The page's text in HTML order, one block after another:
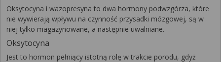
Oksytocyna i wazopresyna to dwa hormony podwzgórza, które
nie wywierają wpływu na czynność przysadki mózgowej, są w
niej tylko magazynowane, a następnie uwalniane.
Oksytocyna
Jest to hormon pełniący istotną rolę w trakcie porodu, gdyż